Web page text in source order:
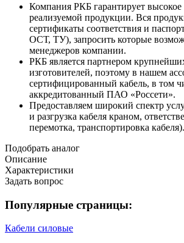
Компания РКБ гарантирует высокое
реализуемой продукции. Вся
сертификаты соответствия и
ОСТ, ТУ), запросить которые
менеджеров компании.
РКБ является партнером
изготовителей, поэтому в нашем
сертифицированный кабель, в том
аккредитованный ПАО «Россети».
Предоставляем широкий спектр
и разгрузка кабеля краном,
перемотка, транспортировка кабеля).
Подобрать аналог
Описание
Характеристики
Задать вопрос
Популярные страницы:
Кабели силовые